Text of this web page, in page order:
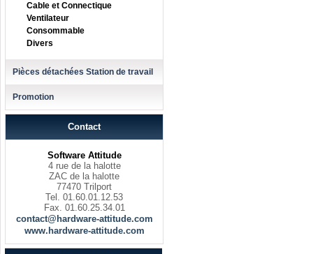
Cable et Connectique
Ventilateur
Consommable
Divers
Pièces détachées Station de travail
Promotion
Contact
Software Attitude
4 rue de la halotte
ZAC de la halotte
77470 Trilport
Tel. 01.60.01.12.53
Fax. 01.60.25.34.01
contact@hardware-attitude.com
www.hardware-attitude.com